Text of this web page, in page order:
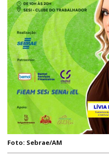
Foto: Sebrae/AM